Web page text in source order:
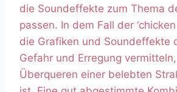
die Soundeffekte zum Thema
passen. In dem Fall der
die Grafiken und Soundeffekte
Gefahr und Erregung
Überqueren einer belebten